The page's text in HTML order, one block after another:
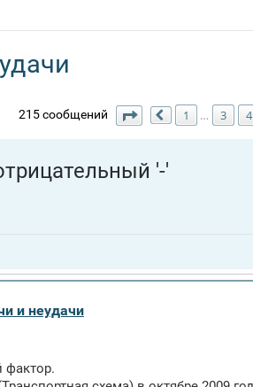
215 сообщений Страница 7из 7
Пред.
1 … 3 4
'-'
и неудачи
фактор.